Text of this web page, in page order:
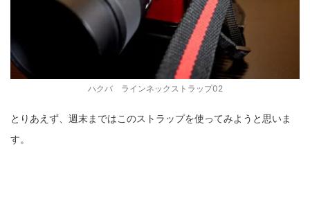
ハクバ ラインネックストラップ02
とりあえず、週末まではこのストラップを使ってみようと思いま
す。